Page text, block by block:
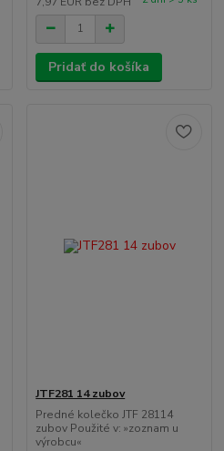
Pridať do košíka
JTF281 14 zubov
Predné kolečko JTF 28114
zubov Použité v: »zoznam u
výrobcu«